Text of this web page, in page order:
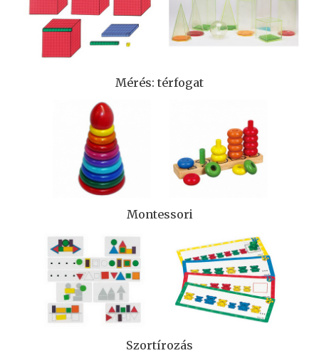
Mérés: térfogat
Montessori
Szortírozás